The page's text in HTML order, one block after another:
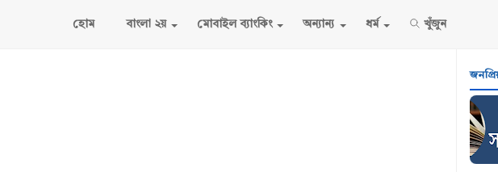
হোম বাংলা ২য় মোবাইল ব্যাংকিং অন্যান্য ধর্ম খুঁজুন